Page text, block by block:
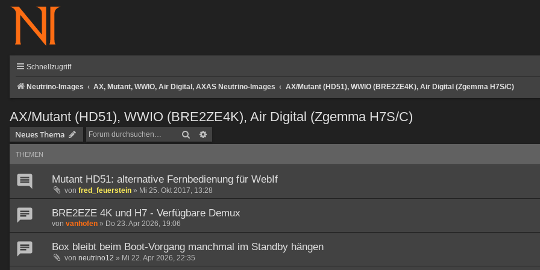
Schnellzugriff
Neutrino-Images AX, Mutant, WWIO, Air Digital, AXAS Neutrino-Images AX/Mutant (HD51), WWIO (BRE2ZE4K), Air Digital (Zgemma H7S/C)
AX/Mutant (HD51), WWIO (BRE2ZE4K), Air Digital (Zgemma H7S/C)
Neues Thema Suche
THEMEN
Mutant HD51: alternative Fernbedienung für WebIf
von fred_feuerstein » Mi 25. Okt 2017, 13:28
BRE2EZE 4K und H7 - Verfügbare Demux
von vanhofen » Do 23. Apr 2026, 19:06
Box bleibt beim Boot-Vorgang manchmal im Standby hängen
von neutrino12 » Mi 22. Apr 2026, 22:35